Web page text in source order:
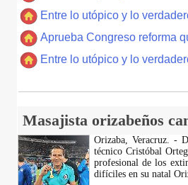
Entre lo utópico y lo
Aprueba Congreso reforma
Entre lo utópico y lo
Masajista orizabeños
Orizaba, Veracruz. -
técnico Cristóbal
profesional de los
difíciles en su natal